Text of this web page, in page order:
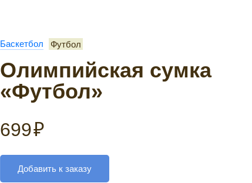
Баскетбол Футбол
Олимпийская сумка
«Футбол»
699₽
Добавить к заказу